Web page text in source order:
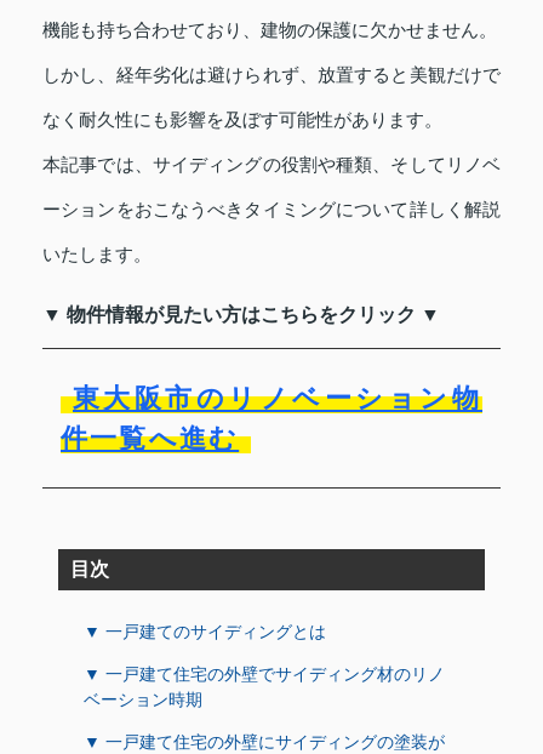
機能も持ち合わせており、建物の保護に欠かせません。
しかし、経年劣化は避けられず、放置すると美観だけで
なく耐久性にも影響を及ぼす可能性があります。
本記事では、サイディングの役割や種類、そしてリノベ
ーションをおこなうべきタイミングについて詳しく解説
いたします。
▼ 物件情報が見たい方はこちらをクリック ▼
東大阪市のリノベーション物
件一覧へ進む
目次
▼ 一戸建てのサイディングとは
▼ 一戸建て住宅の外壁でサイディング材のリノ
ベーション時期
▼ 一戸建て住宅の外壁にサイディングの塗装が